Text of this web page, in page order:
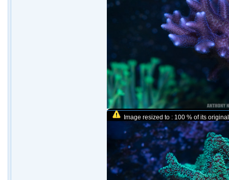
Image resized to : 100 % of its